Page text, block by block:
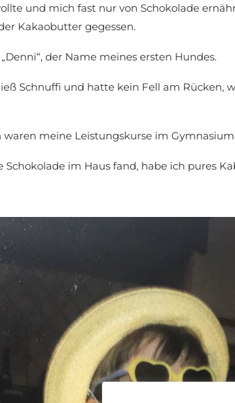
und mich fast nur von Schokolade
Kakaobutter gegessen.
der Name meines ersten Hundes.
Schnuffi und hatte kein Fell am Rücken,
waren meine Leistungskurse im Gymnasium.
im Haus fand, habe ich pures